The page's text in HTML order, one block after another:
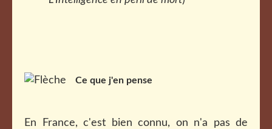
Ce que j'en pense
En France, c'est bien connu, on n'a pas de